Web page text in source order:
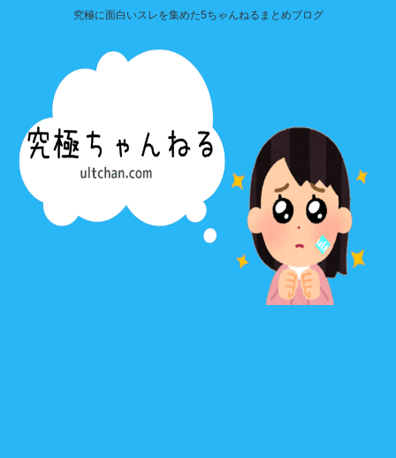
究極に面白いスレを集めた5ちゃんねるまとめブログ